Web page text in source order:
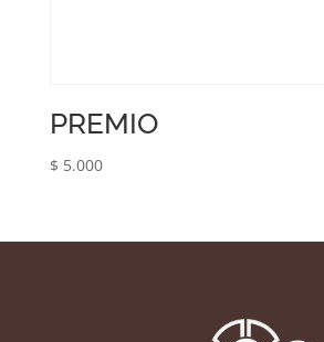
PREMIO
$ 5.000